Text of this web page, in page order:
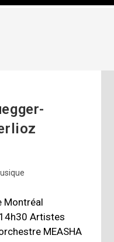
Montréal
Artistes
MEASHA